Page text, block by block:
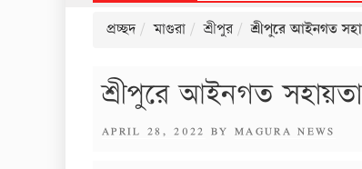
প্রচ্ছদ মাগুরা শ্রীপুর শ্রীপুরে আইনগত
শ্রীপুরে আইনগত
POSTED
APRIL 28, 2022 BY MAGURA NEWS